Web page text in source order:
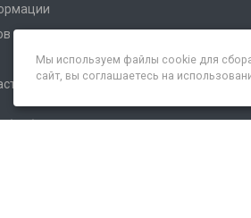
Мы используем файлы cookie для
сайт, вы соглашаетесь на